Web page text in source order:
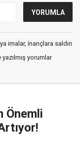
imalar, inançlara saldırı
yorumlar
Önemli